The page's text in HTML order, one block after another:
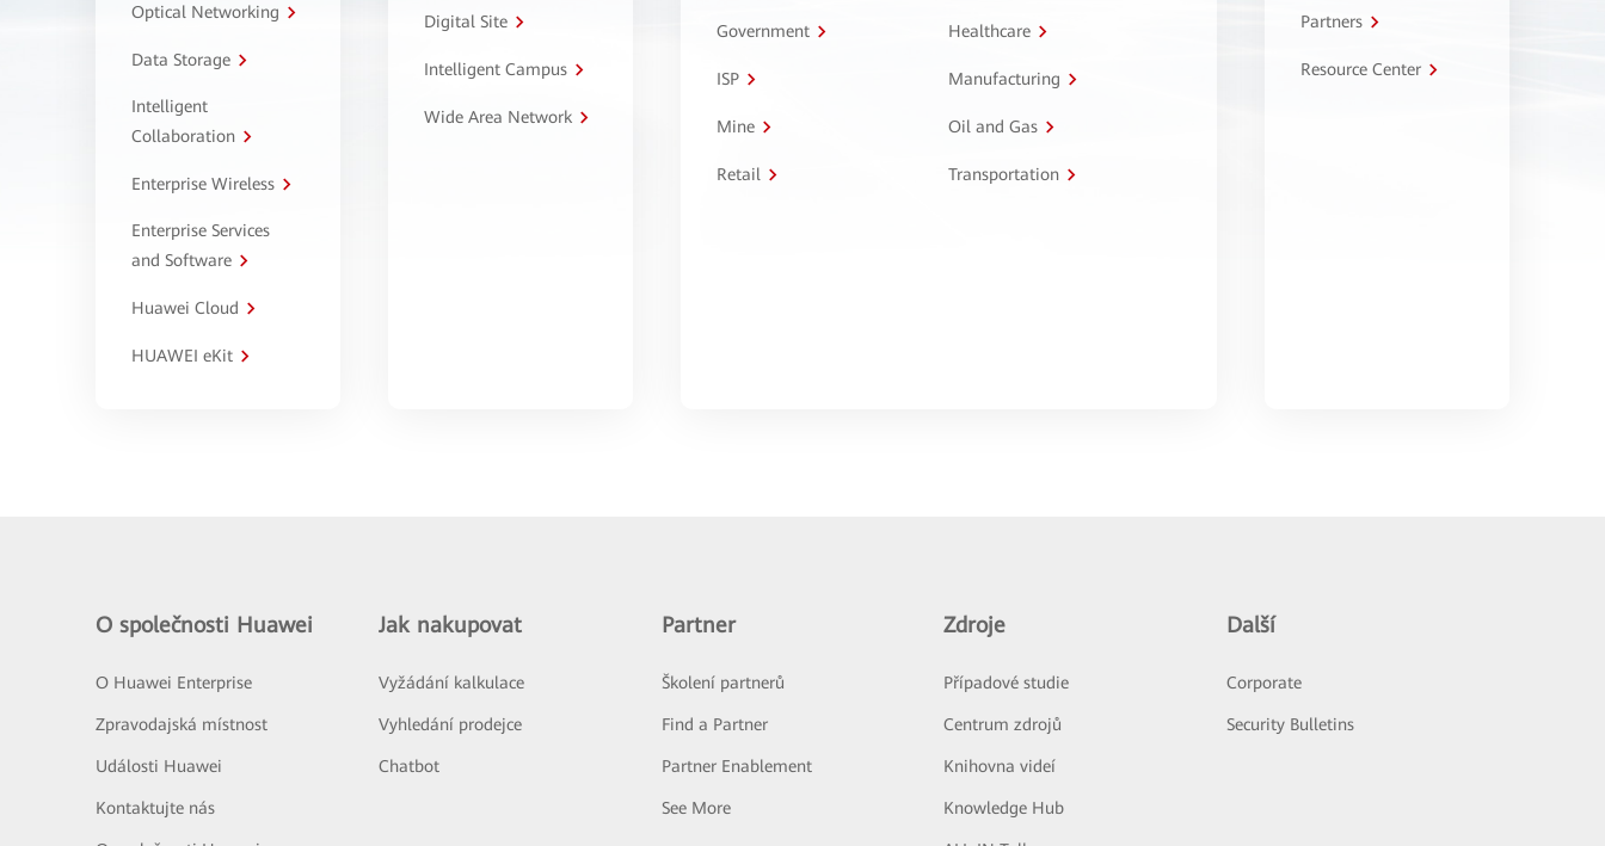
Optical Networking
Data Storage
Intelligent
Collaboration
Enterprise Wireless
Enterprise Services
and Software
Huawei Cloud
HUAWEI eKit
Digital Site
Intelligent Campus
Wide Area Network
Government Healthcare
ISP Manufacturing
Mine Oil and Gas
Retail Transportation
Partners
Resource Center
O společnosti Huawei
O Huawei Enterprise
Zpravodajská místnost
Události Huawei
Kontaktujte nás
Jak nakupovat
Vyžádání kalkulace
Vyhledání prodejce
Chatbot
Partner
Školení partnerů
Find a Partner
Partner Enablement
See More
Zdroje
Případové studie
Centrum zdrojů
Knihovna videí
Knowledge Hub
Další
Corporate
Security Bulletins